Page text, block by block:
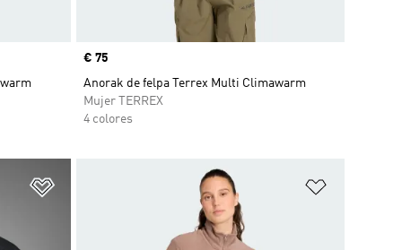
Precio
€ 75
Anorak de felpa Terrex Multi Climawarm
Mujer TERREX
4 colores
Añadir a la lista de deseos